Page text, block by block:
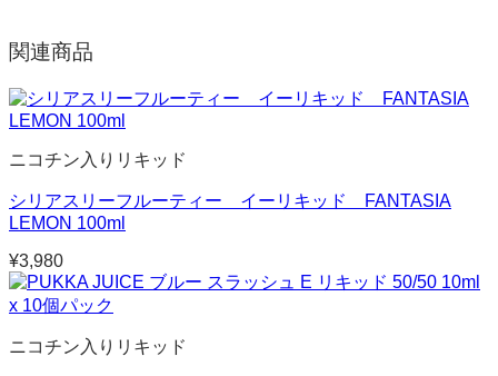
関連商品
ニコチン入りリキッド
シリアスリーフルーティー イーリキッド FANTASIA
LEMON 100ml
¥3,980
ニコチン入りリキッド